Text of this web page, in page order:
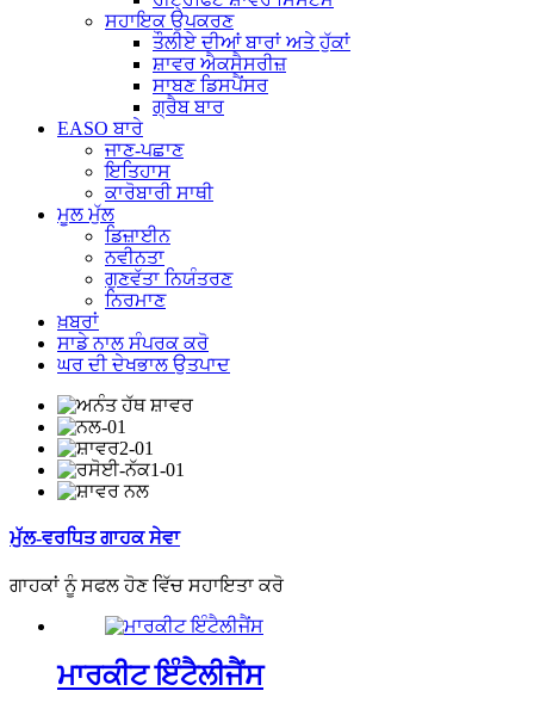
ਸਹਾਇਕ ਉਪਕਰਣ
ਤੌਲੀਏ ਦੀਆਂ ਬਾਰਾਂ ਅਤੇ ਹੁੱਕਾਂ
ਸ਼ਾਵਰ ਐਕਸੈਸਰੀਜ਼
ਸਾਬਣ ਡਿਸਪੈਂਸਰ
ਗ੍ਰੈਬ ਬਾਰ
EASO ਬਾਰੇ
ਜਾਣ-ਪਛਾਣ
ਇਤਿਹਾਸ
ਕਾਰੋਬਾਰੀ ਸਾਥੀ
ਮੂਲ ਮੁੱਲ
ਡਿਜ਼ਾਈਨ
ਨਵੀਨਤਾ
ਗੁਣਵੱਤਾ ਨਿਯੰਤਰਣ
ਨਿਰਮਾਣ
ਖ਼ਬਰਾਂ
ਸਾਡੇ ਨਾਲ ਸੰਪਰਕ ਕਰੋ
ਘਰ ਦੀ ਦੇਖਭਾਲ ਉਤਪਾਦ
ਮੁੱਲ-ਵਰਧਿਤ ਗਾਹਕ ਸੇਵਾ
ਗਾਹਕਾਂ ਨੂੰ ਸਫਲ ਹੋਣ ਵਿੱਚ ਸਹਾਇਤਾ ਕਰੋ
ਮਾਰਕੀਟ ਇੰਟੈਲੀਜੈਂਸ